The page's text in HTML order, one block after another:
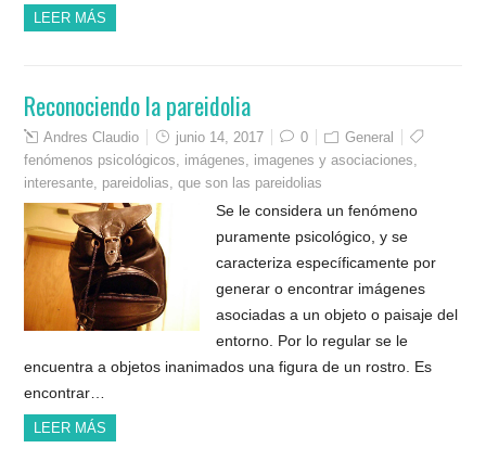
LEER MÁS
Reconociendo la pareidolia
Andres Claudio junio 14, 2017 0
General
fenómenos psicológicos
imágenes imagenes y asociaciones
interesante pareidolias ,que son las pareidolias
Se le considera un fenómeno
puramente psicológico, y se
caracteriza específicamente por
generar o encontrar imágenes
asociadas a un objeto o paisaje del
entorno. Por lo regular se le
encuentra a objetos inanimados una figura de un rostro. Es
encontrar…
LEER MÁS